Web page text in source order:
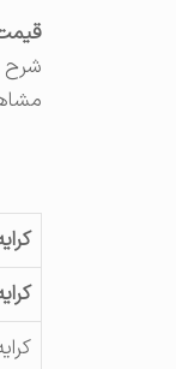
شرح